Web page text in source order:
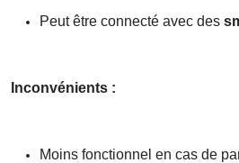
Peut être connecté avec des
Inconvénients :
Moins fonctionnel en cas de